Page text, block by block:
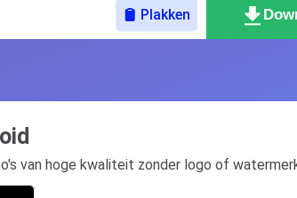
Plakken
van hoge kwaliteit zonder logo of